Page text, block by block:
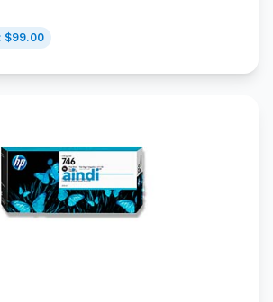
$99.00